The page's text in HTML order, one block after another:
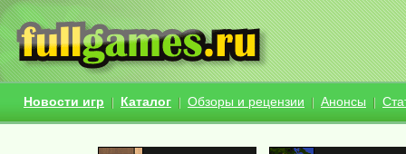
Новости игр Каталог Обзоры и рецензии Анонсы